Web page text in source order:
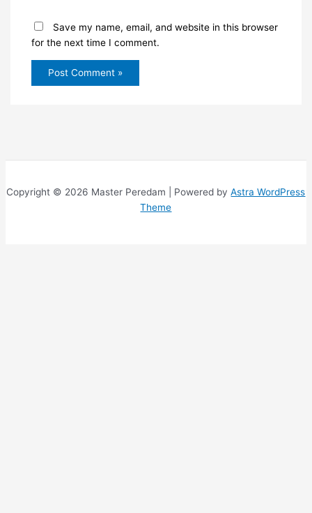
Save my name, email, and website in this browser
for the next time I comment.
Copyright © 2026 Master Peredam | Powered byAstra WordPress
Theme